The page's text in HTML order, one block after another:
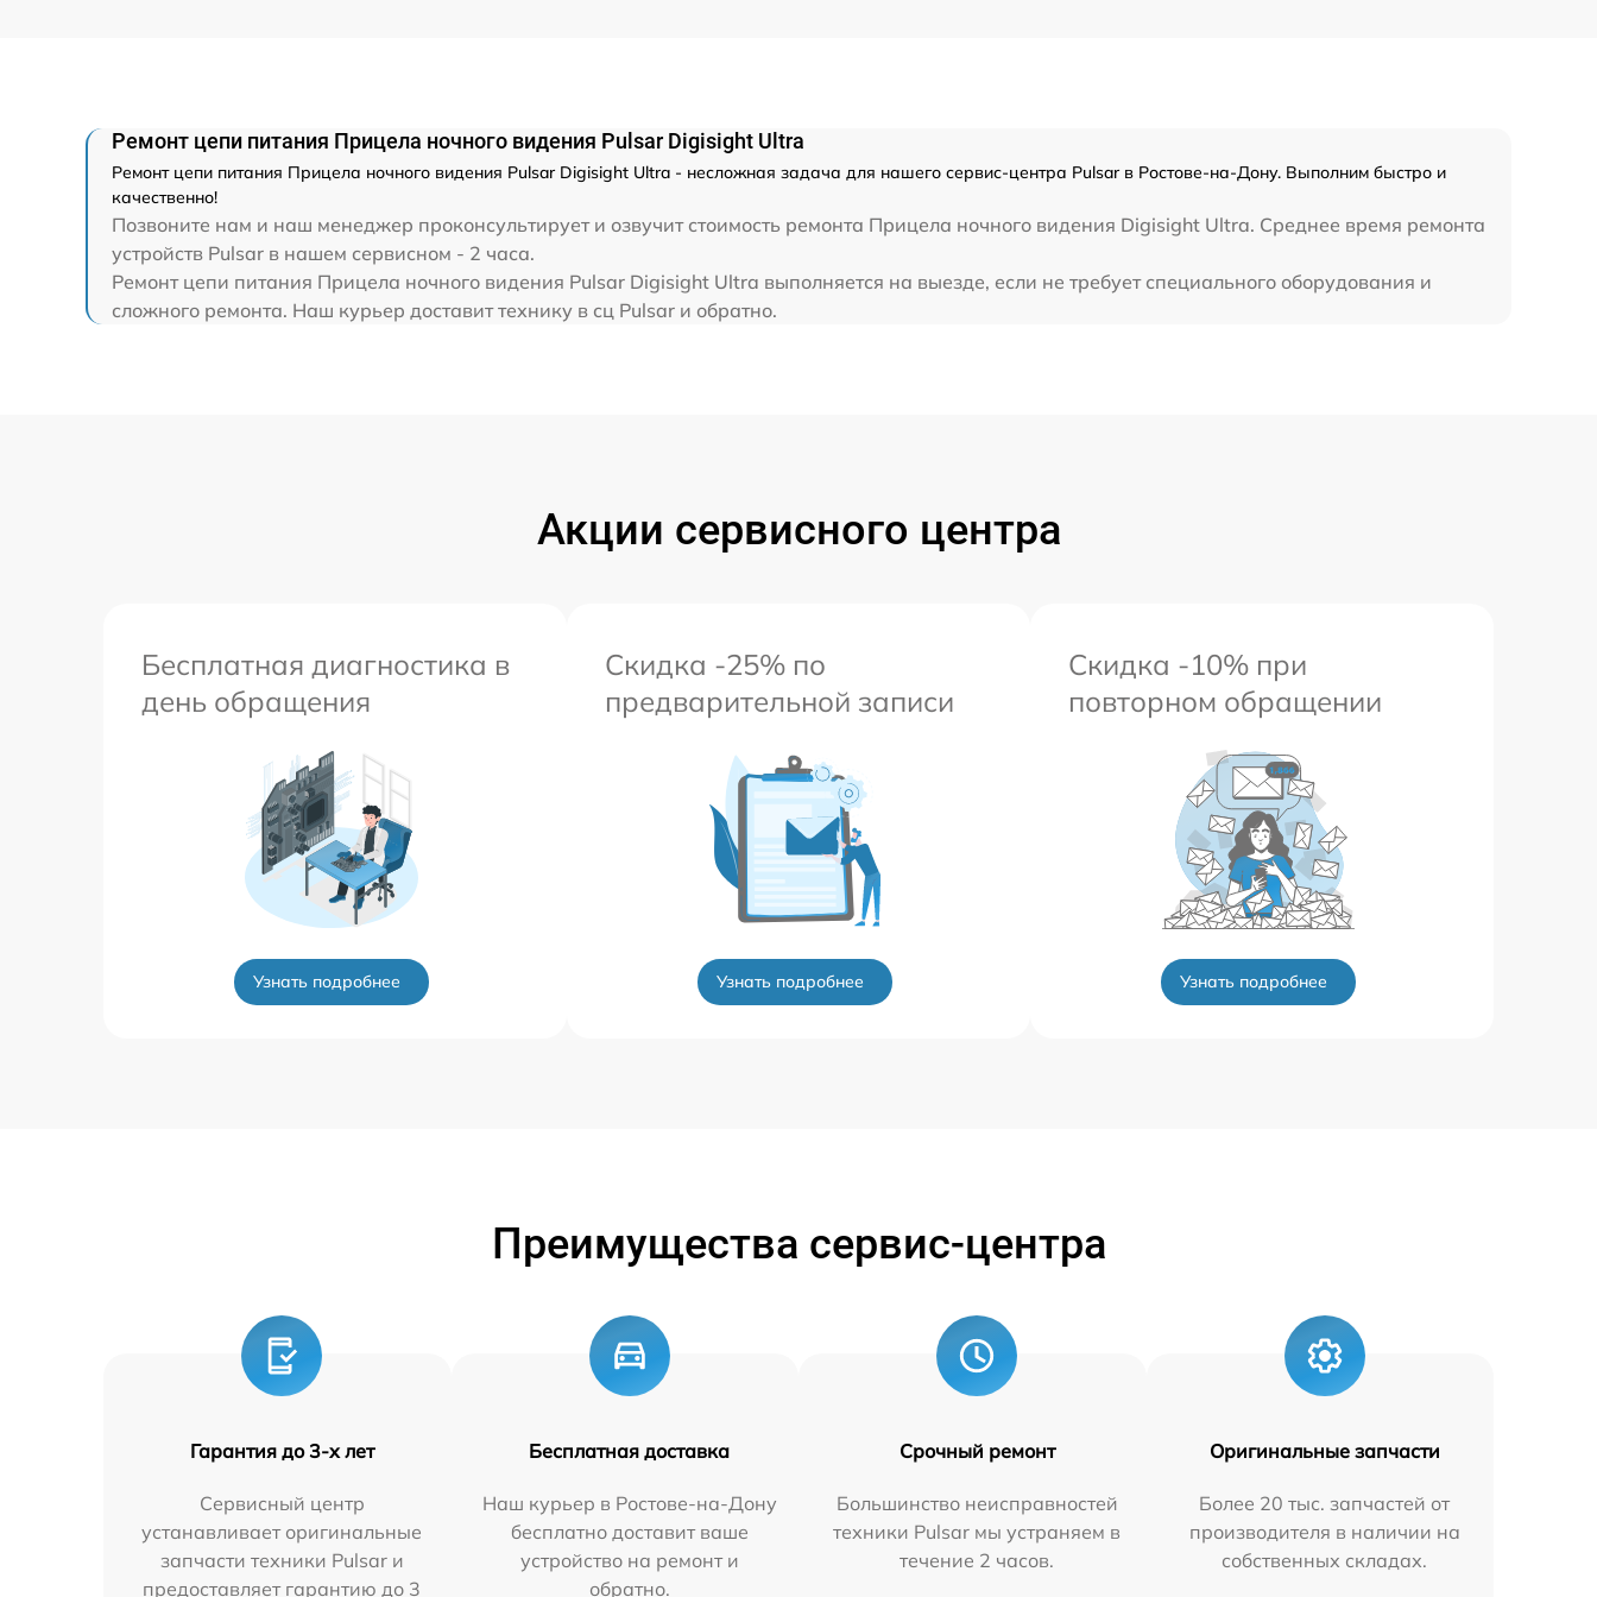
Ремонт цепи питания Прицела ночного видения Pulsar Digisight Ultra
Ремонт цепи питания Прицела ночного видения Pulsar Digisight Ultra - несложная задача для нашего сервис-центра Pulsar в Ростове-на-Дону. Выполним быстро и
качественно!
Позвоните нам и наш менеджер проконсультирует и озвучит стоимость ремонта Прицела ночного видения Digisight Ultra. Среднее время ремонта
устройств Pulsar в нашем сервисном - 2 часа.
Ремонт цепи питания Прицела ночного видения Pulsar Digisight Ultra выполняется на выезде, если не требует специального оборудования и
сложного ремонта. Наш курьер доставит технику в сц Pulsar и обратно.
Акции сервисного центра
Бесплатная диагностика в
день обращения
Узнать подробнее
Скидка -25% по
предварительной записи
Узнать подробнее
Скидка -10% при
повторном обращении
Узнать подробнее
Преимущества сервис-центра
Гарантия до 3-х лет
Сервисный центр
устанавливает оригинальные
запчасти техники Pulsar и
предоставляет гарантию до 3
Бесплатная доставка
Наш курьер в Ростове-на-Дону
бесплатно доставит ваше
устройство на ремонт и
обратно.
Срочный ремонт
Большинство неисправностей
техники Pulsar мы устраняем в
течение 2 часов.
Оригинальные запчасти
Более 20 тыс. запчастей от
производителя в наличии на
собственных складах.